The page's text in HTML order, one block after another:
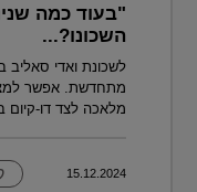
"בעוד כמה
השכונו?...
לשכונת ואדי סאליב
מתחדשת. אפשר
מלאכה לצד דו-קיום
15.12.2024